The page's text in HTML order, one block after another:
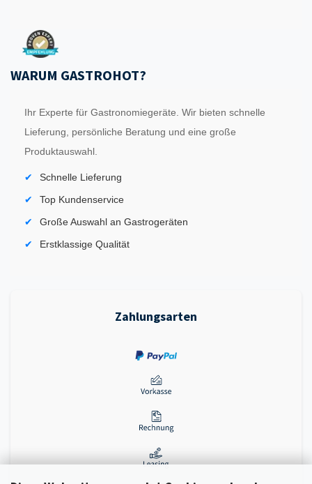
WARUM GASTROHOT?
Ihr Experte für Gastronomiegeräte. Wir bieten schnelle
Lieferung, persönliche Beratung und eine große
Produktauswahl.
Schnelle Lieferung
Top Kundenservice
Große Auswahl an Gastrogeräten
Erstklassige Qualität
Zahlungsarten